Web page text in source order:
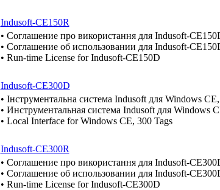
Indusoft-CE150R
• Cоглашение про використання для Indusoft-
• Cоглашение об использовании для Indusoft-
• Run-time License for Indusoft-CE150D
Indusoft-CE300D
• Інструментальна система Indusoft для Windows CE,
• Инструментальная система Indusoft для Windows
• Local Interface for Windows CE, 300 Tags
Indusoft-CE300R
• Cоглашение про використання для Indusoft-
• Cоглашение об использовании для Indusoft-
• Run-time License for Indusoft-CE300D